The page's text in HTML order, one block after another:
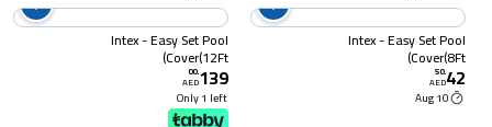
Intex - Easy Set Pool
Cover(8Ft)
42
.
50
AED
10 Aug
Intex - Easy Set Pool
Cover(12Ft)
139
.
00
AED
Only 1 left